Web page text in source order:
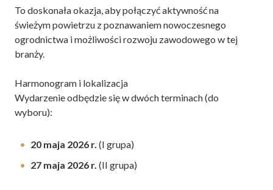
To doskonała okazja, aby połączyć aktywność na
świeżym powietrzu z poznawaniem nowoczesnego
ogrodnictwa i możliwości rozwoju zawodowego w tej
branży.
Harmonogram i lokalizacja
Wydarzenie odbędzie się w dwóch terminach (do
wyboru):
20 maja 2026 r. (I grupa)
27 maja 2026 r. (II grupa)